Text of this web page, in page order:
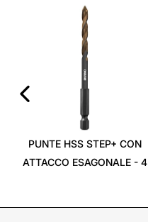
PUNTE HSS STEP+ CON
ATTACCO ESAGONALE - 4